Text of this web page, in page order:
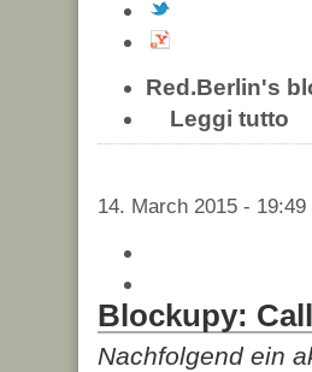
Red.Berlin's
Leggi tutto
14. March 2015 -
Blockupy:
Nachfolgend ein